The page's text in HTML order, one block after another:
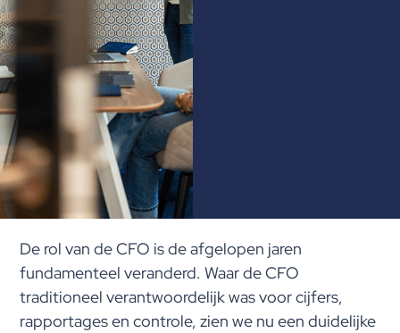
De rol van de CFO is de afgelopen jaren
fundamenteel veranderd. Waar de CFO
traditioneel verantwoordelijk was voor cijfers,
rapportages en controle, zien we nu een duidelijke